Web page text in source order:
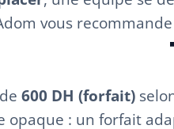
vous
600 DH (forfait)
opaque : un forfait